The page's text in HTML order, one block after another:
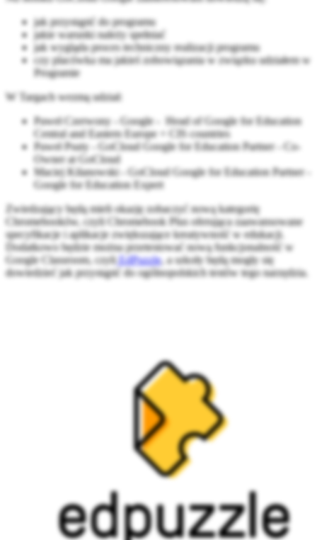
jak przystąpić do programu
jakie warunki należy spełniać
jak wygląda proces techniczny realizacji programu
czy placówka ma jakieś zobowiązania w związku udziałem w
Programie
W Targach wezmą udział:
Paweł Czerwony - Google - Head of Google for Education
Central and Eastern Europe + CIS countries
Paweł Psuty - GoCloud Google for Education Partner - Co-
Owner at GoCloud
Maciej Kilanowski - GoCloud Google for Education Partner -
Google for Education Expert
Zwiedzający będą mieli okazję zobaczyć nową kategorię
Chromebooków, czyli Chromebook Plus oferująca zaawansowane
specyfikacje i aplikacje zwiększające kreatywność w edukacji.
Dodatkowo będzie można przetestować nową funkcjonalność w
Google Classroom, czyliEdPuzzle, a szkoły będą mogły się
dowiedzieć jak przystąpić do ogólnopolskich testów tego narzędzia.